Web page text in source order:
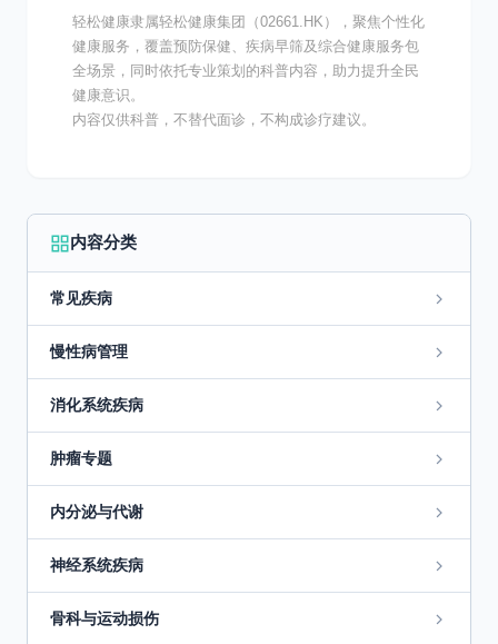
轻松健康隶属轻松健康集团（02661.HK），聚焦个性化
健康服务，覆盖预防保健、疾病早筛及综合健康服务包
全场景，同时依托专业策划的科普内容，助力提升全民
健康意识。
内容仅供科普，不替代面诊，不构成诊疗建议。
内容分类
常见疾病
慢性病管理
消化系统疾病
肿瘤专题
内分泌与代谢
神经系统疾病
骨科与运动损伤